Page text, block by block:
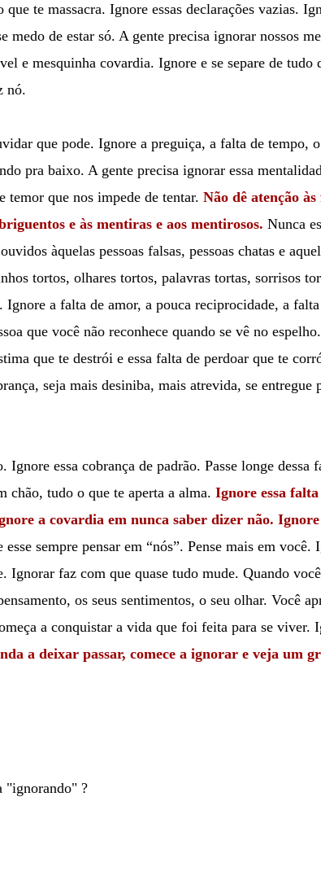
te massacra. Ignore essas declarações vazias.
medo de estar só. A gente precisa ignorar nossos
e mesquinha covardia. Ignore e se separe de tudo
nó.
que pode. Ignore a preguiça, a falta de tempo,
pra baixo. A gente precisa ignorar essa
temor que nos impede de tentar. Não dê atenção às
e às mentiras e aos mentirosos. Nunca
àquelas pessoas falsas, pessoas chatas e
tortos, olhares tortos, palavras tortas, sorrisos
a falta de amor, a pouca reciprocidade, a
que você não reconhece quando se vê no
que te destrói e essa falta de perdoar que te
seja mais desiniba, mais atrevida, se entregue
Ignore essa cobrança de padrão. Passe longe dessa
chão, tudo o que te aperta a alma. Ignore essa
a covardia em nunca saber dizer não.
esse sempre pensar em “nós”. Pense mais em você.
Ignorar faz com que quase tudo mude. Quando
os seus sentimentos, o seu olhar. Você
a conquistar a vida que foi feita para se viver.
a deixar passar, comece a ignorar e veja um
"ignorando" ?